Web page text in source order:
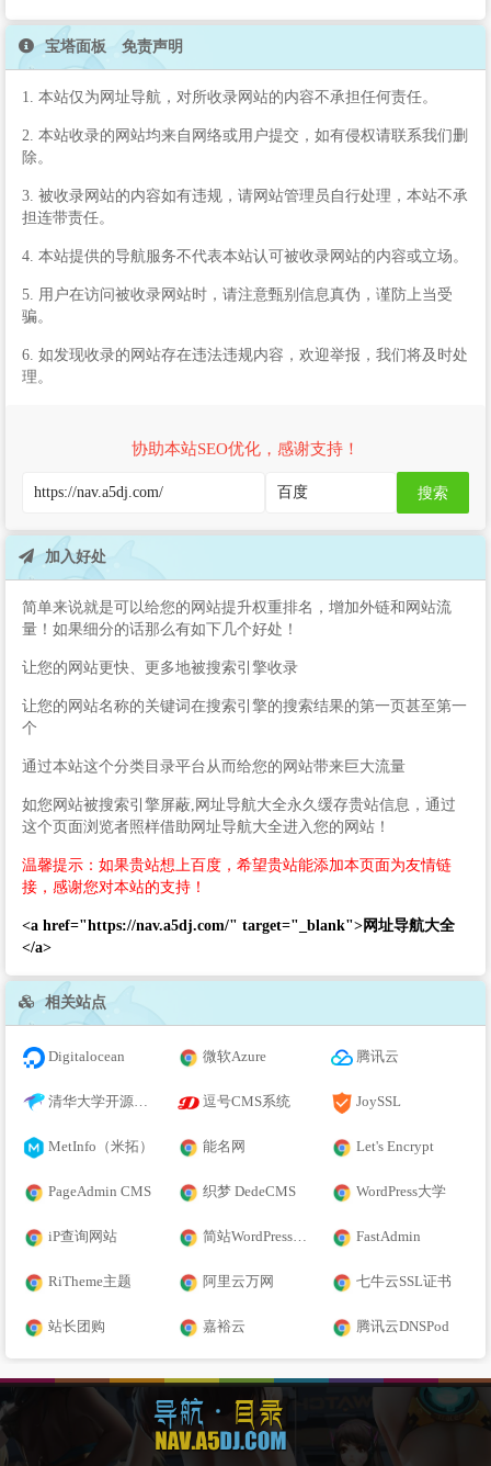
宝塔面板 免责声明
1. 本站仅为网址导航，对所收录网站的内容不承担任何责任。
2. 本站收录的网站均来自网络或用户提交，如有侵权请联系我们删
除。
3. 被收录网站的内容如有违规，请网站管理员自行处理，本站不承
担连带责任。
4. 本站提供的导航服务不代表本站认可被收录网站的内容或立场。
5. 用户在访问被收录网站时，请注意甄别信息真伪，谨防上当受
骗。
6. 如发现收录的网站存在违法违规内容，欢迎举报，我们将及时处
理。
协助本站SEO优化，感谢支持！
搜索
加入好处
简单来说就是可以给您的网站提升权重排名，增加外链和网站流
量！如果细分的话那么有如下几个好处！
让您的网站更快、更多地被搜索引擎收录
让您的网站名称的关键词在搜索引擎的搜索结果的第一页甚至第一
个
通过本站这个分类目录平台从而给您的网站带来巨大流量
如您网站被搜索引擎屏蔽,网址导航大全永久缓存贵站信息，通过
这个页面浏览者照样借助网址导航大全进入您的网站！
温馨提示：如果贵站想上百度，希望贵站能添加本页面为友情链
接，感谢您对本站的支持！
<a href="https://nav.a5dj.com/" target="_blank">网址导航大全
</a>
相关站点
Digitalocean 微软Azure 腾讯云
清华大学开源软件镜像站 逗号CMS系统 JoySSL
MetInfo（米拓） 能名网 Let's Encrypt
PageAdmin CMS 织梦 DedeCMS WordPress大学
iP查询网站 简站WordPress主题 FastAdmin
RiTheme主题 阿里云万网 七牛云SSL证书
站长团购 嘉裕云 腾讯云DNSPod